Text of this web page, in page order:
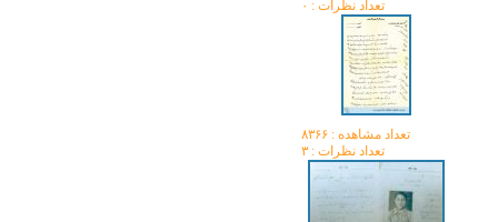
تعداد نظرات : ۰
تعداد مشاهده :‌ ۸۳۶۶
تعداد نظرات : ۳